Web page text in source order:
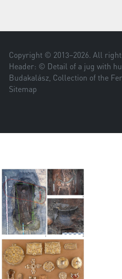
Copyright © 2013–2026. All
Header: © Detail of a jug with
Budakalász, Collection of the
Sitemap